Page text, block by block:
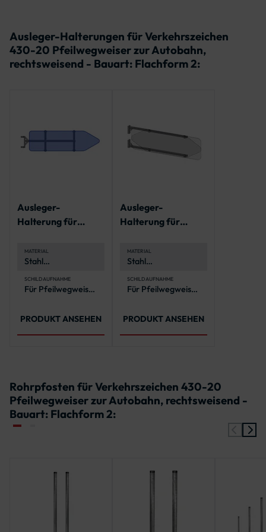
Ausleger-Halterungen für Verkehrszeichen
430-20 Pfeilwegweiser zur Autobahn,
rechtsweisend - Bauart: Flachform 2:
Ausleger-
Halterung für
MATERIAL
Stahl
SCHILDAUFNAHME
Für Pfeilwegweiser
mm Länge
PRODUKT ANSEHEN
Ausleger-
Halterung für
„System Berlin“
MATERIAL
Stahl
SCHILDAUFNAHME
Für Pfeilwegweiser
PRODUKT ANSEHEN
Rohrpfosten für Verkehrszeichen 430-20
Pfeilwegweiser zur Autobahn, rechtsweisend -
Bauart: Flachform 2: